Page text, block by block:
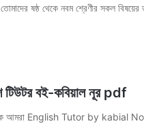
ষষ্ঠ থেকে নবম শ্রেণীর সকল
বই-কবিয়াল নূর pdf
আমরা English Tutor by kabial